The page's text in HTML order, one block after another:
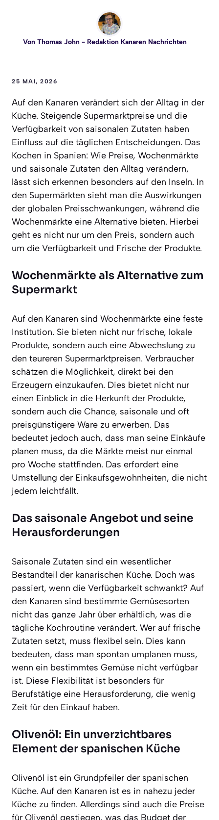
Von Thomas John- Redaktion Kanaren Nachrichten
25 MAI, 2026
Auf den Kanaren verändert sich der Alltag in der
Küche. Steigende Supermarktpreise und die
Verfügbarkeit von saisonalen Zutaten haben
Einfluss auf die täglichen Entscheidungen. Das
Kochen in Spanien: Wie Preise, Wochenmärkte
und saisonale Zutaten den Alltag verändern,
lässt sich erkennen besonders auf den Inseln. In
den Supermärkten sieht man die Auswirkungen
der globalen Preisschwankungen, während die
Wochenmärkte eine Alternative bieten. Hierbei
geht es nicht nur um den Preis, sondern auch
um die Verfügbarkeit und Frische der Produkte.
Wochenmärkte als Alternative zum
Supermarkt
Auf den Kanaren sind Wochenmärkte eine feste
Institution. Sie bieten nicht nur frische, lokale
Produkte, sondern auch eine Abwechslung zu
den teureren Supermarktpreisen. Verbraucher
schätzen die Möglichkeit, direkt bei den
Erzeugern einzukaufen. Dies bietet nicht nur
einen Einblick in die Herkunft der Produkte,
sondern auch die Chance, saisonale und oft
preisgünstigere Ware zu erwerben. Das
bedeutet jedoch auch, dass man seine Einkäufe
planen muss, da die Märkte meist nur einmal
pro Woche stattfinden. Das erfordert eine
Umstellung der Einkaufsgewohnheiten, die nicht
jedem leichtfällt.
Das saisonale Angebot und seine
Herausforderungen
Saisonale Zutaten sind ein wesentlicher
Bestandteil der kanarischen Küche. Doch was
passiert, wenn die Verfügbarkeit schwankt? Auf
den Kanaren sind bestimmte Gemüsesorten
nicht das ganze Jahr über erhältlich, was die
tägliche Kochroutine verändert. Wer auf frische
Zutaten setzt, muss flexibel sein. Dies kann
bedeuten, dass man spontan umplanen muss,
wenn ein bestimmtes Gemüse nicht verfügbar
ist. Diese Flexibilität ist besonders für
Berufstätige eine Herausforderung, die wenig
Zeit für den Einkauf haben.
Olivenöl: Ein unverzichtbares
Element der spanischen Küche
Olivenöl ist ein Grundpfeiler der spanischen
Küche. Auf den Kanaren ist es in nahezu jeder
Küche zu finden. Allerdings sind auch die Preise
für Olivenöl gestiegen, was das Budget der